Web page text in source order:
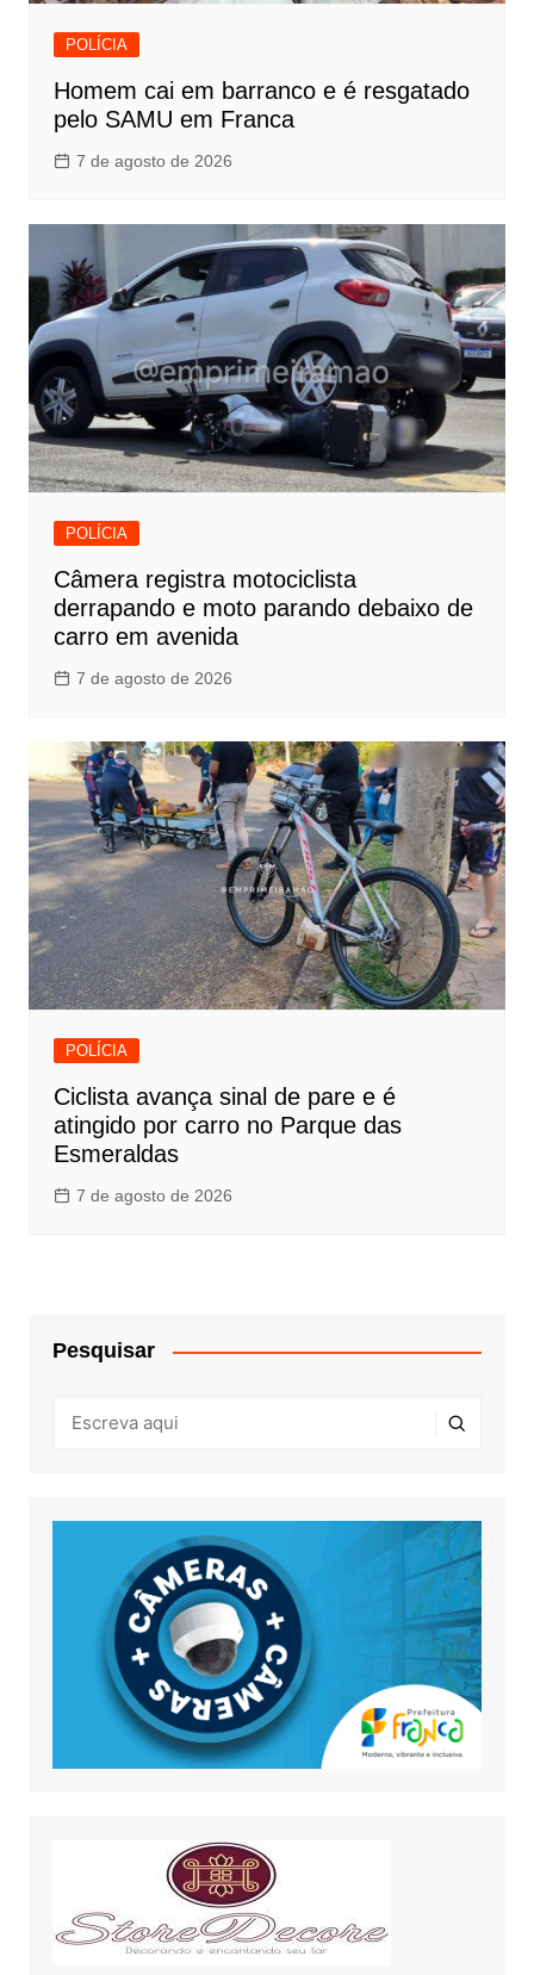
POLÍCIA
Homem cai em barranco e é resgatado
pelo SAMU em Franca
7 de agosto de 2026
POLÍCIA
Câmera registra motociclista
derrapando e moto parando debaixo de
carro em avenida
7 de agosto de 2026
POLÍCIA
Ciclista avança sinal de pare e é
atingido por carro no Parque das
Esmeraldas
7 de agosto de 2026
Pesquisar